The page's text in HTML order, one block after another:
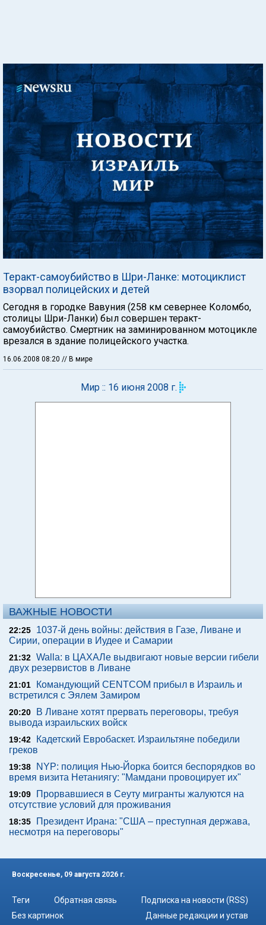
Теракт-самоубийство в Шри-Ланке: мотоциклист
взорвал полицейских и детей
Сегодня в городке Вавуния (258 км севернее Коломбо,
столицы Шри-Ланки) был совершен теракт-
самоубийство. Смертник на заминированном мотоцикле
врезался в здание полицейского участка.
16.06.2008 08:20 // В мире
Мир :: 16 июня 2008 г.
ВАЖНЫЕ НОВОСТИ
22:25
1037-й день войны: действия в Газе, Ливане и
Сирии, операции в Иудее и Самарии
21:32 Walla: в ЦАХАЛе выдвигают новые версии гибели
двух резервистов в Ливане
21:01
Командующий CENTCOM прибыл в Израиль и
встретился с Эялем Замиром
20:20
В Ливане хотят прервать переговоры, требуя
вывода израильских войск
19:42
Кадетский Евробаскет. Израильтяне победили
греков
19:38
NYP: полиция Нью-Йорка боится беспорядков во
время визита Нетаниягу: "Мамдани провоцирует их"
19:09
Прорвавшиеся в Сеуту мигранты жалуются на
отсутствие условий для проживания
18:35
Президент Ирана: "США – преступная держава,
несмотря на переговоры"
Воскресенье, 09 августа 2026 г.
Теги Обратная связь
Подписка на новости (RSS)
Без картинок
Данные редакции и устав